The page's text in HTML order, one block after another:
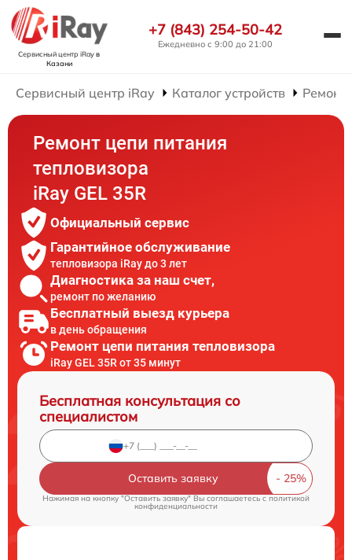
Сервисный центр iRayв
Казани
+7 (843) 254-50-42
Ежедневно с 9:00 до 21:00
Сервисный центр iRay Каталог устройств Ремонт
Ремонт цепи питания
тепловизора
iRay GEL 35R
Официальный сервис
Гарантийное обслуживание
тепловизора iRay до 3 лет
Диагностика за наш счет,
ремонт по желанию
Бесплатный выезд курьера
в день обращения
Ремонт цепи питания тепловизора
iRay GEL 35R от 35 минут
Бесплатная консультация со
специалистом
Оставить заявку
Нажимая на кнопку "Оставить заявку" Вы соглашаетесь cполитикой
конфиденциальности